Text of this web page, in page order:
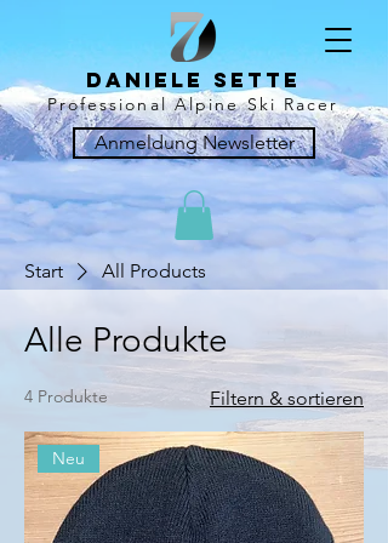
Daniele sette
Professional Alpine Ski Racer
Anmeldung Newsletter
Start All Products
Alle Produkte
4 Produkte Filtern & sortieren
Neu